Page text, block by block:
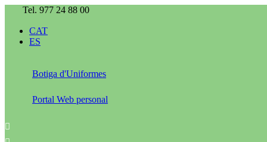
Tel. 977 24 88 00
CAT
ES
Botiga d'Uniformes
Portal Web personal